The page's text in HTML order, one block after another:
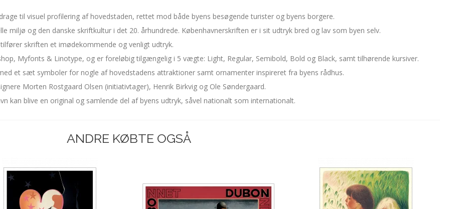
til visuel profilering af hovedstaden, rettet mod både byens besøgende turister og byens borgere.
miljø og den danske skriftkultur i det 20. århundrede. Københavnerskriften er i sit udtryk bred og lav som byen selv.
skriften et imødekommende og venligt udtryk.
Myfonts & Linotype, og er foreløbig tilgængelig i 5 vægte: Light, Regular, Semibold, Bold og Black, samt tilhørende kursiver.
et sæt symboler for nogle af hovedstadens attraktioner samt ornamenter inspireret fra byens rådhus.
Morten Rostgaard Olsen (initiativtager), Henrik Birkvig og Ole Søndergaard.
kan blive en original og samlende del af byens udtryk, såvel nationalt som internationalt.
ANDRE KØBTE OGSÅ